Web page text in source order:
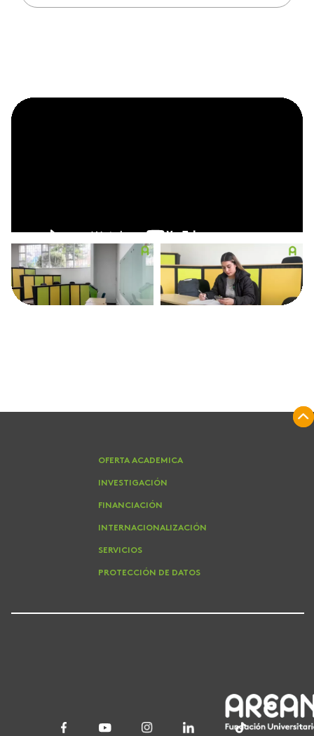
OFERTA ACADEMICA
INVESTIGACIÓN
FINANCIACIÓN
INTERNACIONALIZACIÓN
SERVICIOS
PROTECCIÓN DE DATOS